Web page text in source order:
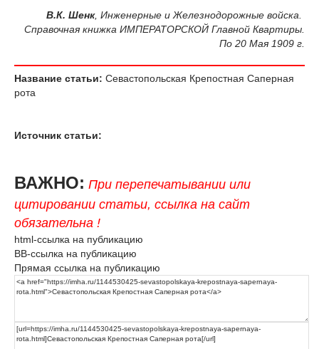
В.К. Шенк, Инженерные и Железнодорожные войска.
Справочная книжка ИМПЕРАТОРСКОЙ Главной Квартиры.
По 20 Мая 1909 г.
Название статьи: Севастопольская Крепостная Саперная
рота
Источник статьи:
ВАЖНО: При перепечатывании или
цитировании статьи, ссылка на сайт
обязательна !
html-ссылка на публикацию
BB-ссылка на публикацию
Прямая ссылка на публикацию